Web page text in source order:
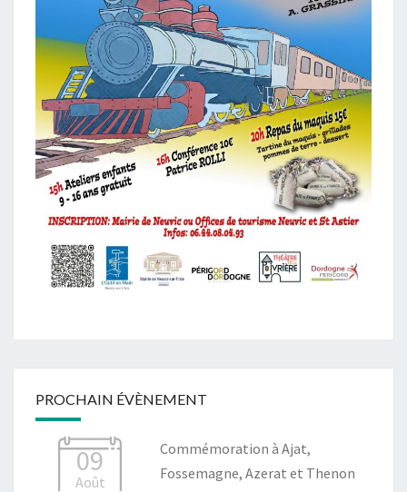
PROCHAIN ÉVÈNEMENT
09
Août
Commémoration à Ajat,
Fossemagne, Azerat et Thenon